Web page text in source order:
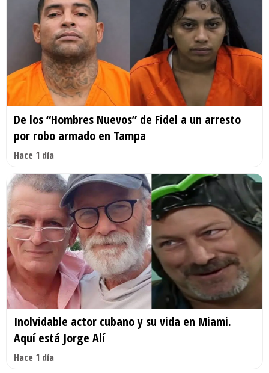
De los “Hombres Nuevos” de Fidel a un arresto
por robo armado en Tampa
Hace 1 día
Inolvidable actor cubano y su vida en Miami.
Aquí está Jorge Alí
Hace 1 día